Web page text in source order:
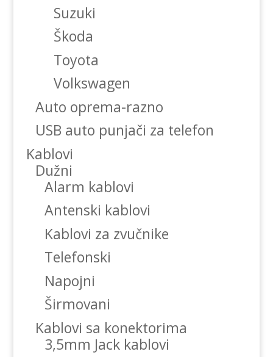
Suzuki
Škoda
Toyota
Volkswagen
Auto oprema-razno
USB auto punjači za telefon
Kablovi
Dužni
Alarm kablovi
Antenski kablovi
Kablovi za zvučnike
Telefonski
Napojni
Širmovani
Kablovi sa konektorima
3,5mm Jack kablovi